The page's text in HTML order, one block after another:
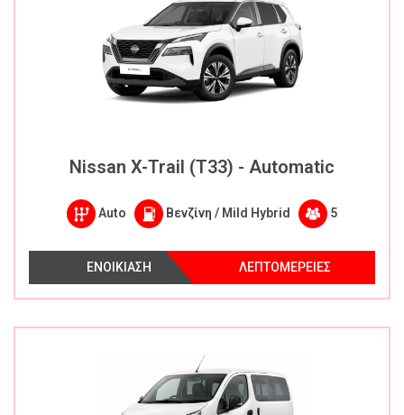
Nissan X-Trail (T33) - Automatic
Auto Βενζίνη / Mild Hybrid 5
ΕΝΟΙΚΙΑΣΗ ΛΕΠΤΟΜΕΡΕΙΕΣ